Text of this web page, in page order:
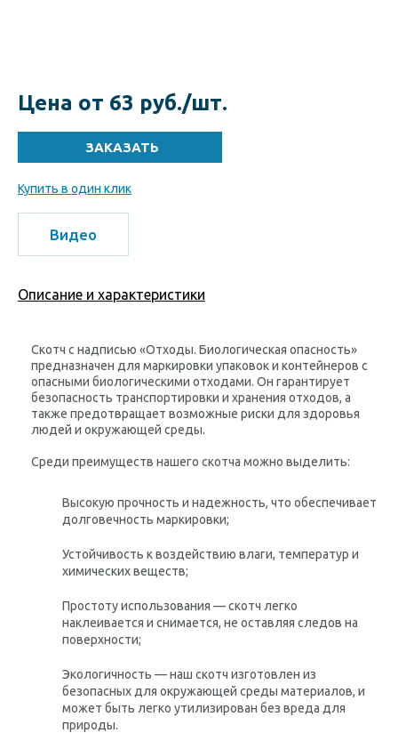
Цена от 63 руб./шт.
Купить в один клик
Видео
Описание и характеристики
Скотч с надписью «Отходы. Биологическая опасность»
предназначен для маркировки упаковок и контейнеров с
опасными биологическими отходами. Он гарантирует
безопасность транспортировки и хранения отходов, а
также предотвращает возможные риски для здоровья
людей и окружающей среды.
Среди преимуществ нашего скотча можно выделить:
Высокую прочность и надежность, что обеспечивает
долговечность маркировки;
Устойчивость к воздействию влаги, температур и
химических веществ;
Простоту использования — скотч легко
наклеивается и снимается, не оставляя следов на
поверхности;
Экологичность — наш скотч изготовлен из
безопасных для окружающей среды материалов, и
может быть легко утилизирован без вреда для
природы.